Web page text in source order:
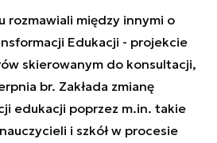
rozmawiali między innymi o
Edukacji - projekcie
skierowanym do konsultacji,
br. Zakłada zmianę
edukacji poprzez m.in. takie
i szkół w procesie